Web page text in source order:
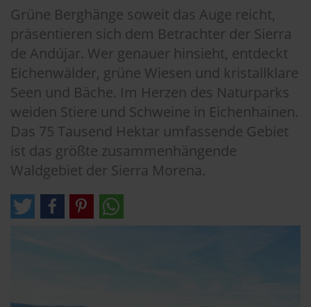
Grüne Berghänge soweit das Auge reicht,
präsentieren sich dem Betrachter der Sierra
de Andújar. Wer genauer hinsieht, entdeckt
Eichenwälder, grüne Wiesen und kristallklare
Seen und Bäche. Im Herzen des Naturparks
weiden Stiere und Schweine in Eichenhainen.
Das 75 Tausend Hektar umfassende Gebiet
ist das größte zusammenhängende
Waldgebiet der Sierra Morena.